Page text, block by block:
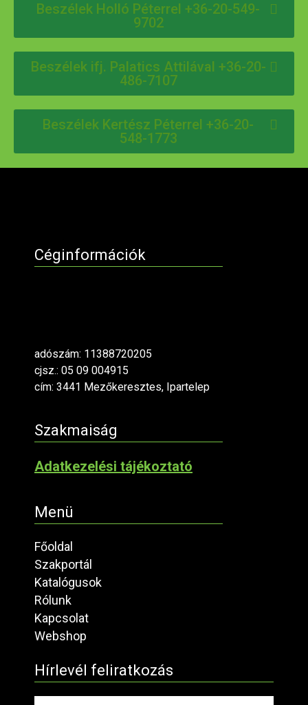
Beszélek Holló Péterrel +36-20-549-
9702
Beszélek ifj. Palatics Attilával +36-20-
486-7107
Beszélek Kertész Péterrel +36-20-
548-1773
Céginformációk
adószám: 11388720205
cjsz.: 05 09 004915
cím: 3441 Mezőkeresztes, Ipartelep
Szakmaiság
Adatkezelési tájékoztató
Menü
Főoldal
Szakportál
Katalógusok
Rólunk
Kapcsolat
Webshop
Hírlevél feliratkozás